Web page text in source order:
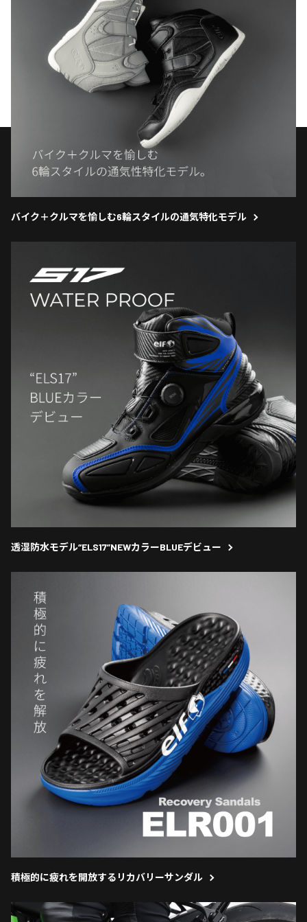
バイク＋クルマを愉しむ6輪スタイルの通気特化モデル
透湿防水モデル“ELS17”NEWカラーBLUEデビュー
積極的に疲れを開放するリカバリーサンダル